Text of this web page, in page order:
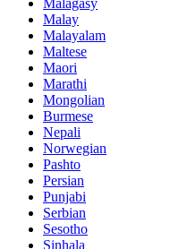
Malagasy
Malay
Malayalam
Maltese
Maori
Marathi
Mongolian
Burmese
Nepali
Norwegian
Pashto
Persian
Punjabi
Serbian
Sesotho
Sinhala